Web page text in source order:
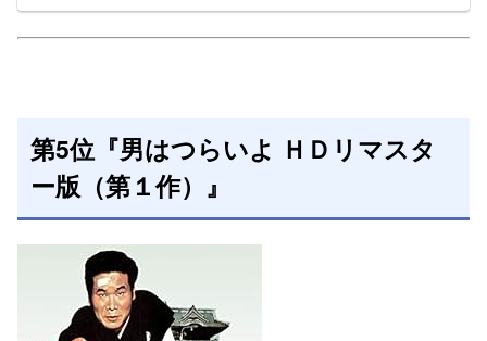
第5位『男はつらいよ ＨＤリマスタ
ー版（第１作）』